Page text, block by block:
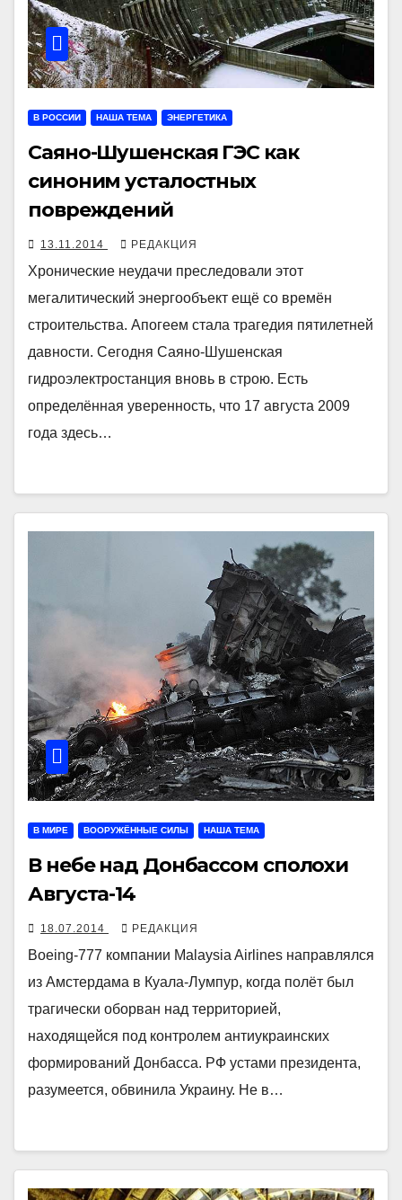
В РОССИИ НАША ТЕМА ЭНЕРГЕТИКА
Саяно-Шушенская ГЭС как
синоним усталостных
повреждений
13.11.2014 РЕДАКЦИЯ
Хронические неудачи преследовали этот
мегалитический энергообъект ещё со времён
строительства. Апогеем стала трагедия пятилетней
давности. Сегодня Саяно-Шушенская
гидроэлектростанция вновь в строю. Есть
определённая уверенность, что 17 августа 2009
года здесь…
В МИРЕ ВООРУЖЁННЫЕ СИЛЫ НАША ТЕМА
В небе над Донбассом сполохи
Августа-14
18.07.2014 РЕДАКЦИЯ
Boeing-777 компании Malaysia Airlines направлялся
из Амстердама в Куала-Лумпур, когда полёт был
трагически оборван над территорией,
находящейся под контролем антиукраинских
формирований Донбасса. РФ устами президента,
разумеется, обвинила Украину. Не в…